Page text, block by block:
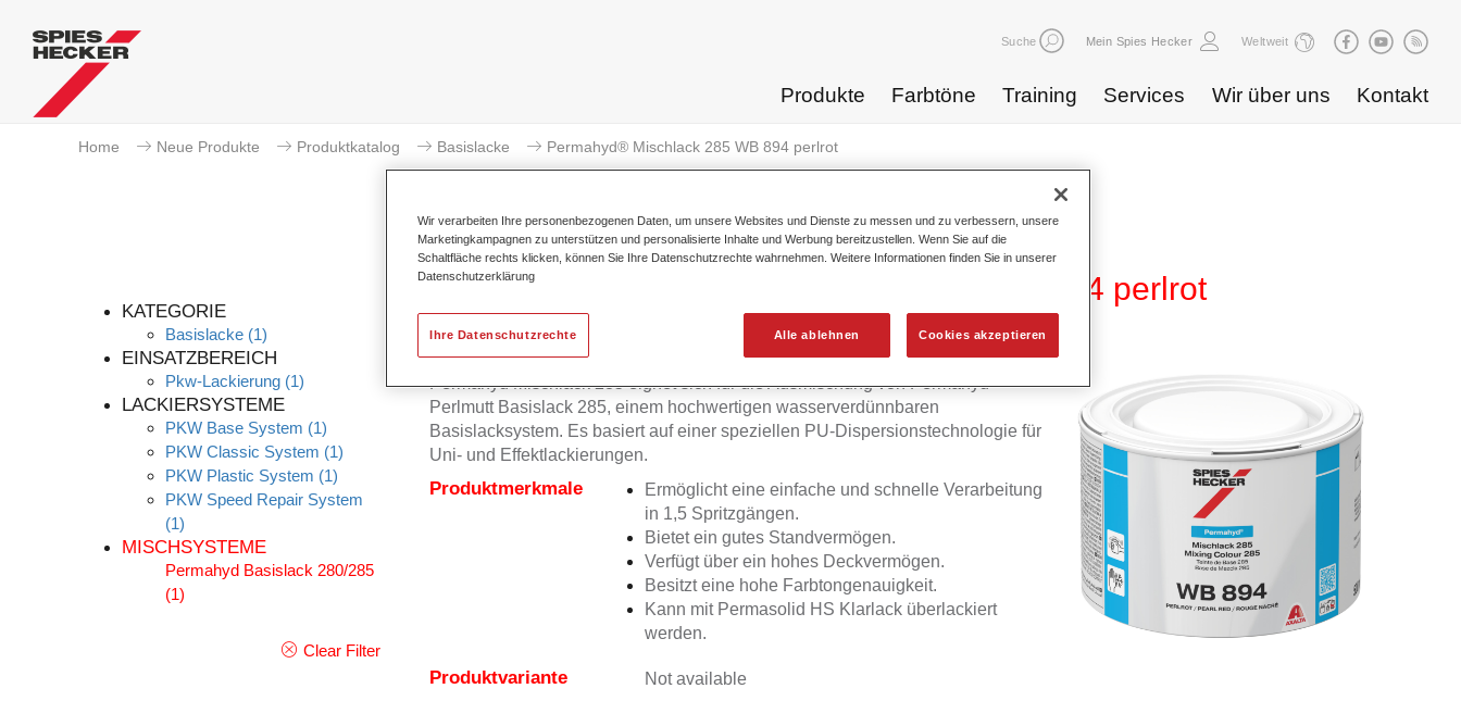
Suche Mein Spies Hecker Weltweit
Produkte Farbtöne Training Services Wir über uns Kontakt
Home Neue Produkte Produktkatalog Basislacke Permahyd® Mischlack 285 WB 894 perlrot
KATEGORIE
Basislacke (1)
EINSATZBEREICH
Pkw-Lackierung (1)
LACKIERSYSTEME
PKW Base System (1)
PKW Classic System (1)
PKW Plastic System (1)
PKW Speed Repair System
(1)
MISCHSYSTEME
Permahyd Basislack 280/285
(1)
Clear Filter
Permahyd® Mischlack 285 WB 894 perlrot
Permahyd Mischlack 285 eignet sich für die Ausmischung von Permahyd
Perlmutt Basislack 285, einem hochwertigen wasserverdünnbaren
Basislacksystem. Es basiert auf einer speziellen PU-Dispersionstechnologie für
Uni- und Effektlackierungen.
Produktmerkmale
Ermöglicht eine einfache und schnelle Verarbeitung
in 1,5 Spritzgängen.
Bietet ein gutes Standvermögen.
Verfügt über ein hohes Deckvermögen.
Besitzt eine hohe Farbtongenauigkeit.
Kann mit Permasolid HS Klarlack überlackiert
werden.
Produktvariante Not available
Wir verarbeiten Ihre personenbezogenen Daten, um unsere Websites und Dienste zu messen und zu verbessern, unsere
Marketingkampagnen zu unterstützen und personalisierte Inhalte und Werbung bereitzustellen. Wenn Sie auf die
Schaltfläche rechts klicken, können Sie Ihre Datenschutzrechte wahrnehmen. Weitere Informationen finden Sie in unserer
Datenschutzerklärung
Alle ablehnen Cookies akzeptieren
Ihre Datenschutzrechte